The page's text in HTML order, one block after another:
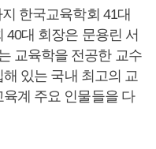
한국교육학회 41대
대 회장은 문용린 서
교육학을 전공한 교수
있는 국내 최고의 교
계 주요 인물들을 다